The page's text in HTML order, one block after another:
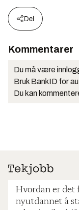
Del
Kommentarer
Du må være
Bruk BankID for
Du kan
Hvordan er det
nyutdannet å